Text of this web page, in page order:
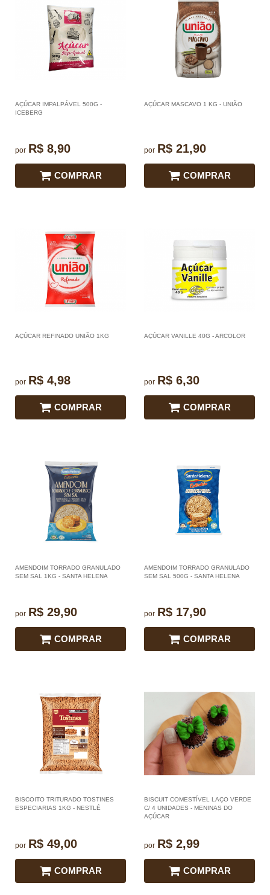
AÇÚCAR IMPALPÁVEL 500G -
ICEBERG
por R$ 8,90
COMPRAR
AÇÚCAR MASCAVO 1 KG - UNIÃO
por R$ 21,90
COMPRAR
AÇÚCAR REFINADO UNIÃO 1KG
por R$ 4,98
COMPRAR
AÇÚCAR VANILLE 40G - ARCOLOR
por R$ 6,30
COMPRAR
AMENDOIM TORRADO GRANULADO
SEM SAL 1KG - SANTA HELENA
por R$ 29,90
COMPRAR
AMENDOIM TORRADO GRANULADO
SEM SAL 500G - SANTA HELENA
por R$ 17,90
COMPRAR
BISCOITO TRITURADO TOSTINES
ESPECIARIAS 1KG - NESTLÉ
por R$ 49,00
COMPRAR
BISCUIT COMESTÍVEL LAÇO VERDE
C/ 4 UNIDADES - MENINAS DO
AÇÚCAR
por R$ 2,99
COMPRAR